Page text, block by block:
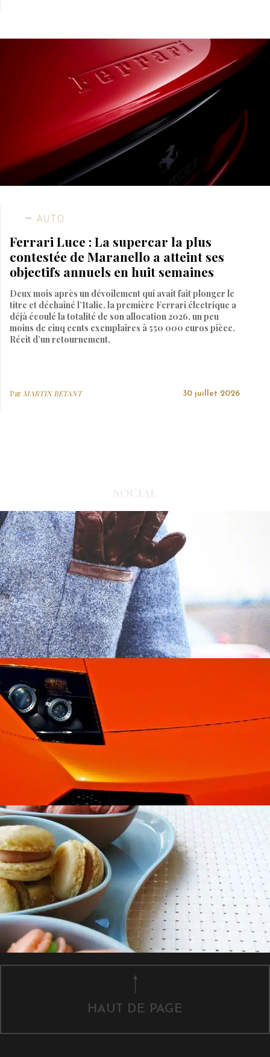
AUTO
Ferrari Luce : La supercar la plus
contestée de Maranello a atteint ses
objectifs annuels en huit semaines
Deux mois après un dévoilement qui avait fait plonger le
titre et déchaîné l’Italie, la première Ferrari électrique a
déjà écoulé la totalité de son allocation 2026, un peu
moins de cinq cents exemplaires à 550 000 euros pièce.
Récit d’un retournement.
Par MARTIN BETANT 30 juillet 2026
HAUT DE PAGE